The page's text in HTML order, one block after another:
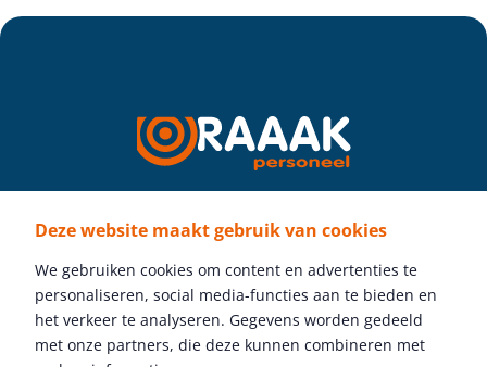
Deze website maakt gebruik van cookies
We gebruiken cookies om content en advertenties te
personaliseren, social media-functies aan te bieden en
het verkeer te analyseren. Gegevens worden gedeeld
met onze partners, die deze kunnen combineren met
Volg ons